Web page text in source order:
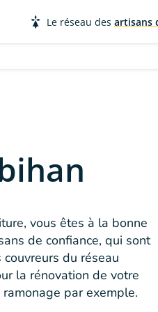
Le réseau des artisans
vous êtes à la bonne
de confiance, qui sont
du réseau
la rénovation de votre
par exemple.